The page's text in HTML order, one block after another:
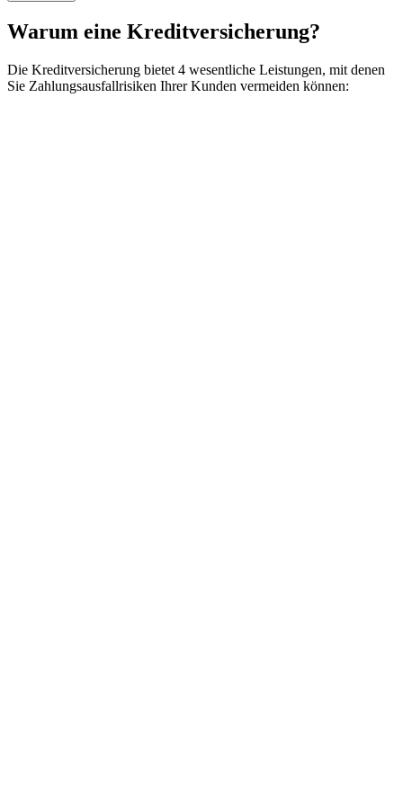
Warum eine Kreditversicherung?
Die Kreditversicherung bietet 4 wesentliche Leistungen, mit denen
Sie Zahlungsausfallrisiken Ihrer Kunden vermeiden können: